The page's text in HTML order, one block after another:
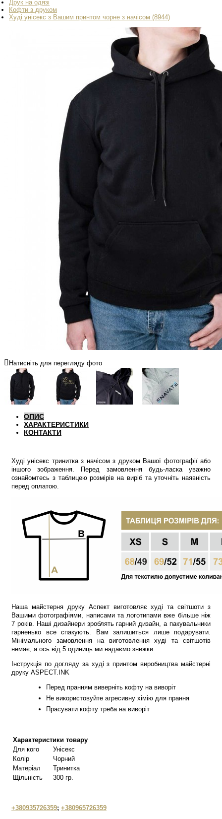
Друк на одязі
Кофти з друком
Худі унісекс з Вашим принтом чорне з начісом (8944)
Натисніть для перегляду фото
ОПИС
ХАРАКТЕРИСТИКИ
КОНТАКТИ
Худі унісекс тринитка з начісом з друком Вашої фотографії або
іншого зображення. Перед замовлення будь-ласка уважно
ознайомтесь з таблицею розмірів на виріб та уточніть наявність
перед оплатою.
Наша майстерня друку Аспект виготовляє худі та світшоти з
Вашими фотографіями, написами та логотипами вже більше ніж
7 років. Наші дизайнери зроблять гарний дизайн, а пакувальники
гарненько все спакують. Вам залишиться лише подарувати.
Мінімального замовлення на виготовлення худі та світшотів
немає, а ось від 5 одиниць ми надаємо знижки.
Інструкція по догляду за худі з принтом виробництва майстерні
друку ASPECT.INK
Перед пранням виверніть кофту на виворіт
Не використовуйте агресивну хімію для прання
Прасувати кофту треба на виворіт
Характеристики товару
Для кого
Унісекс
Колір
Чорний
Матеріал
Тринитка
Щільність
300 гр.
+380935726359; +380965726359